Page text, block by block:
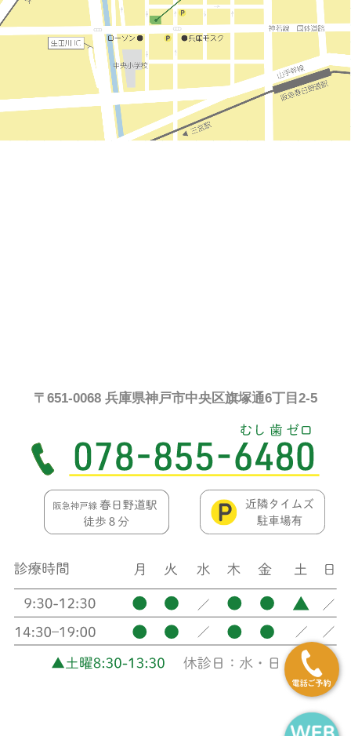
〒651-0068 兵庫県神戸市中央区旗塚通6丁目2-5